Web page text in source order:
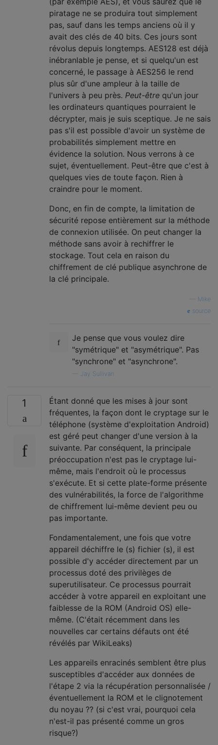
piratage ne se produira tout simplement
pas, sauf dans les temps anciens où il y
avait des clés de 40 bits. Ces jours sont
révolus depuis longtemps. AES128 est déjà
inébranlable je pense, et si quelqu'un est
concerné, le passage à AES256 le rend
plus sûr d'une ampleur à la taille de
l'univers à peu près. Peut-être qu'un jour
les ordinateurs quantiques pourraient le
décrypter, mais je suis sceptique. Je ne sais
pas s'il est possible d'avoir un système de
probabilités simplement mettre en
évidence la solution. Nous verrons à ce
sujet, éventuellement. Peut-être que c'est à
quelques vies de toute façon. Rien à
craindre pour le moment.
Donc, en fin de compte, la limitation de
sécurité repose entièrement sur la méthode
de connexion utilisée. On peut changer la
méthode sans avoir à rechiffrer le
stockage. Tout cela en raison du
chiffrement de clé publique asynchrone de
la clé principale.
Mike
source
Je pense que vous voulez dire
"symétrique" et "asymétrique". Pas
"synchrone" et "asynchrone".
Jay Sullivan
1
Étant donné que les mises à jour sont
fréquentes, la façon dont le cryptage sur le
téléphone (système d'exploitation Android)
est géré peut changer d'une version à la
suivante. Par conséquent, la principale
préoccupation n'est pas le cryptage lui-
même, mais l'endroit où le processus
s'exécute. Et si cette plate-forme présente
des vulnérabilités, la force de l'algorithme
de chiffrement lui-même devient peu ou
pas importante.
Fondamentalement, une fois que votre
appareil déchiffre le (s) fichier (s), il est
possible d'y accéder directement par un
processus doté des privilèges de
superutilisateur. Ce processus pourrait
accéder à votre appareil en exploitant une
faiblesse de la ROM (Android OS) elle-
même. (C'était récemment dans les
nouvelles car certains défauts ont été
révélés par WikiLeaks)
Les appareils enracinés semblent être plus
susceptibles d'accéder aux données de
l'étape 2 via la récupération personnalisée /
éventuellement la ROM et le clignotement
du noyau ?? (si c'est vrai, pourquoi cela
n'est-il pas présenté comme un gros
risque?)